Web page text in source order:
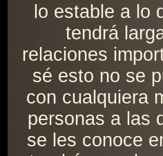
lo estable a lo
tendrá
relaciones
sé esto no se
con cualquiera
personas a las
se les conoce